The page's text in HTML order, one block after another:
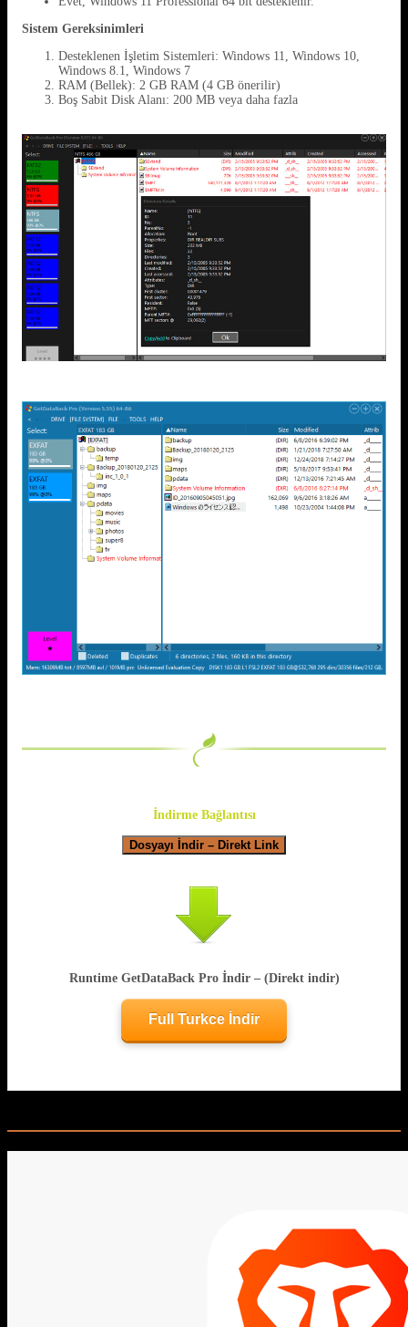
Sistem Gereksinimleri
Desteklenen İşletim Sistemleri: Windows 11, Windows 10,
Windows 8.1, Windows 7
RAM (Bellek): 2 GB RAM (4 GB önerilir)
Boş Sabit Disk Alanı: 200 MB veya daha fazla
İndirme Bağlantısı
Dosyayı İndir – Direkt Link
Runtime GetDataBack Pro İndir – (Direkt indir)
Full Turkce İndir